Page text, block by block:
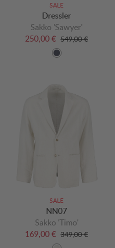
SALE
Dressler
Sakko 'Sawyer'
250,00 € 549,00 €
SALE
NN07
Sakko 'Timo'
169,00 € 349,00 €